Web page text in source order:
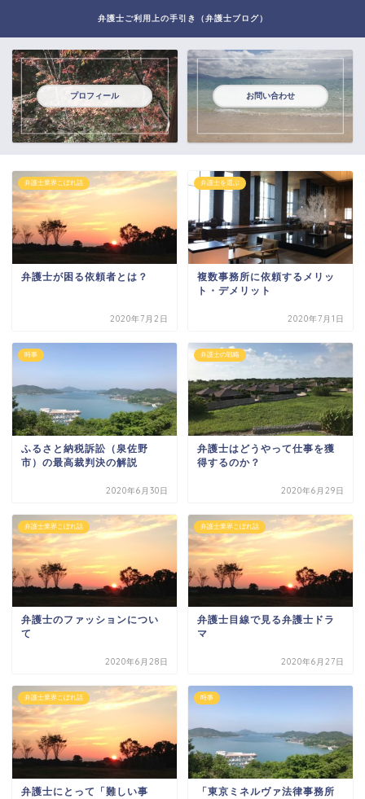
弁護士ご利用上の手引き（弁護士ブログ）
プロフィール お問い合わせ
弁護士業界こぼれ話
弁護士が困る依頼者とは？
2020年7月2日
弁護士を選ぶ
複数事務所に依頼するメリッ
ト・デメリット
2020年7月1日
時事
ふるさと納税訴訟（泉佐野
市）の最高裁判決の解説
2020年6月30日
弁護士の戦略
弁護士はどうやって仕事を獲
得するのか？
2020年6月29日
弁護士業界こぼれ話
弁護士のファッションについ
て
2020年6月28日
弁護士業界こぼれ話
弁護士目線で見る弁護士ドラ
マ
2020年6月27日
弁護士業界こぼれ話
弁護士にとって「難しい事
時事
「東京ミネルヴァ法律事務所